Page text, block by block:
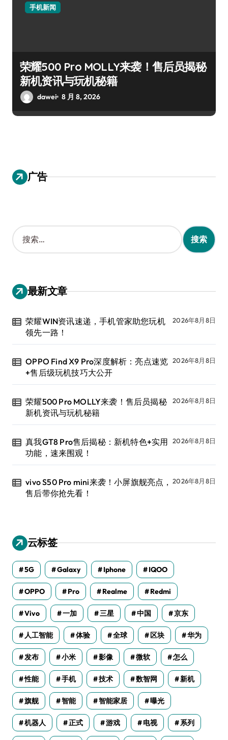
手机新闻
荣耀500 Pro MOLLY来袭！售后员揭秘
新机资讯与玩机秘籍
dawei 8 月 8, 2026
广告
搜
索
：
最新文章
荣耀WIN资讯速递，手机管家助您玩机
领先一路！
2026年8月8日
OPPO Find X9 Pro深度解析：亮点速览
+售后级玩机技巧大公开
2026年8月8日
荣耀500 Pro MOLLY来袭！售后员揭秘
新机资讯与玩机秘籍
2026年8月8日
真我GT8 Pro售后揭秘：新机特色+实用
功能，速来围观！
2026年8月8日
vivo S50 Pro mini来袭！小屏旗舰亮点，
售后带你抢先看！
2026年8月8日
云标签
5G Galaxy Iphone IQOO
OPPO Pro Realme Redmi
Vivo 一加 三星 中国 京东
人工智能 体验 全球 区块 华为
发布 小米 影像 微软 怎么
性能 手机 技术 数智网 新机
旗舰 智能 智能家居 曝光
机器人 正式 游戏 电视 系列